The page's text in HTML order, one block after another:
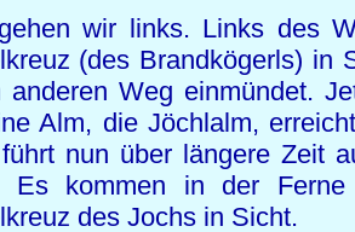
wir links. Links des
(des Brandkögerls) in
anderen Weg einmündet.
Alm, die Jöchlalm,
nun über längere Zeit
Es kommen in der Ferne
des Jochs in Sicht.